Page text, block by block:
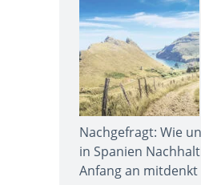
Nachgefragt: Wie
in Spanien
Anfang an mitdenkt